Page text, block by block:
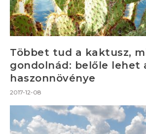
Többet tud a kaktusz,
gondolnád: belőle lehet
haszonnövénye
2017-12-08